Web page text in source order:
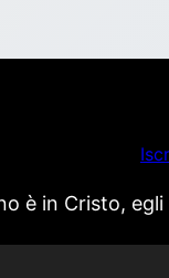
è in Cristo,